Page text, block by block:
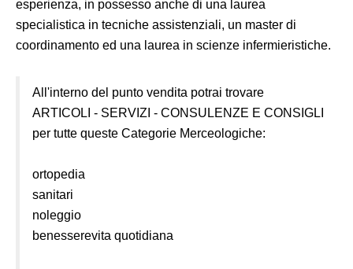
esperienza, in possesso anche di una laurea
specialistica in tecniche assistenziali, un master di
coordinamento ed una laurea in scienze infermieristiche.
All'interno del punto vendita potrai trovare
ARTICOLI - SERVIZI - CONSULENZE E CONSIGLI
per tutte queste Categorie Merceologiche:
ortopedia
sanitari
noleggio
benesserevita quotidiana